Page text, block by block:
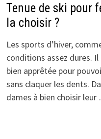
Tenue de ski pour
la choisir ?
Les sports d’hiver,
conditions assez dures.
bien apprêtée pour
sans claquer les dents.
dames à bien choisir